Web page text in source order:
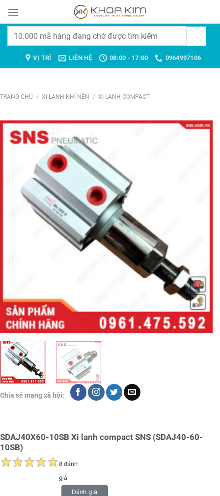
đến
Tìm
VỊ TRÍ LIÊN HỆ 08:00 - 17:00 0964997106
TRANG CHỦ / XI LANH KHÍ NÉN / XI LANH COMPACT
Chia sẻ mạng xã hội:
SDAJ40X60-10SB Xi lanh compact SNS (SDAJ40-60-
10SB)
8 đánh
giá
Đánh giá